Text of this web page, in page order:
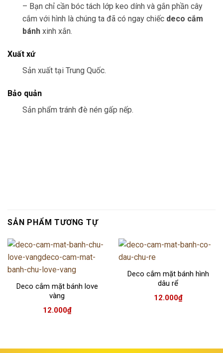
– Bạn chỉ cần bóc tách lớp keo dính và gắn phần cây
cắm với hình là chúng ta đã có ngay chiếc deco cắm
bánh xinh xắn.
Xuất xứ
Sản xuất tại Trung Quốc.
Bảo quản
Sản phẩm tránh đè nén gấp nếp.
SẢN PHẨM TƯƠNG TỰ
Deco cắm mặt bánh love
vàng
12.000₫
Deco cắm mặt bánh hình
dâu rể
12.000₫